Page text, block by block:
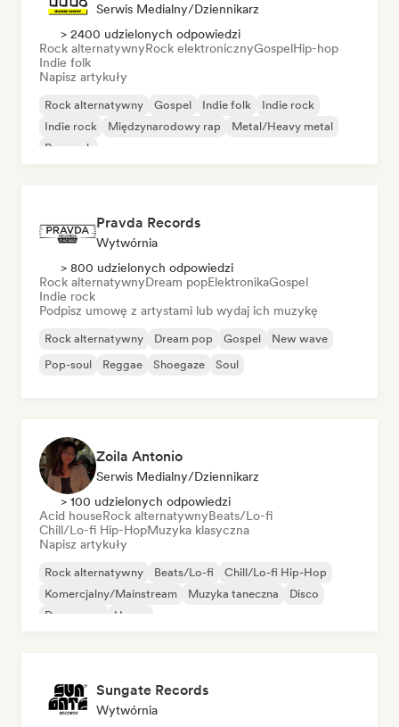
Serwis Medialny/Dziennikarz
> 2400 udzielonych odpowiedzi
Rock alternatywnyRock elektronicznyGospelHip-hop
Indie folk
Napisz artykuły
Rock alternatywny Gospel Indie folk
Indie rock
Indie rock
Międzynarodowy rap
Metal/Heavy metal
Pop rock
Pravda Records
Wytwórnia
> 800 udzielonych odpowiedzi
Rock alternatywnyDream popElektronikaGospel
Indie rock
Podpisz umowę z artystami lub wydaj ich muzykę
Rock alternatywny Dream pop Gospel
New wave
Pop-soul
Reggae Shoegaze Soul
Zoila Antonio
Serwis Medialny/Dziennikarz
> 100 udzielonych odpowiedzi
Acid houseRock alternatywnyBeats/Lo-fi
Chill/Lo-fi Hip-HopMuzyka klasyczna
Napisz artykuły
Rock alternatywny Beats/Lo-fi
Chill/Lo-fi Hip-Hop
Komercjalny/Mainstream
Muzyka taneczna
Disco
Dream pop
House
Sungate Records
Wytwórnia